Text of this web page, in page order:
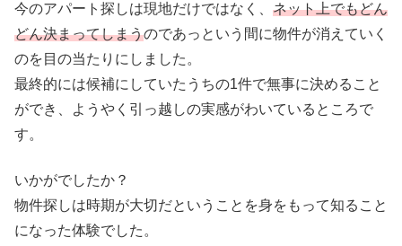
今のアパート探しは現地だけではなく、 ネット上でもどん
どん決まってしまうのであっという間に物件が消えていく
のを目の当たりにしました。
最終的には候補にしていたうちの1件で無事に決めること
ができ、ようやく引っ越しの実感がわいているところで
す。
いかがでしたか？
物件探しは時期が大切だということを身をもって知ること
になった体験でした。